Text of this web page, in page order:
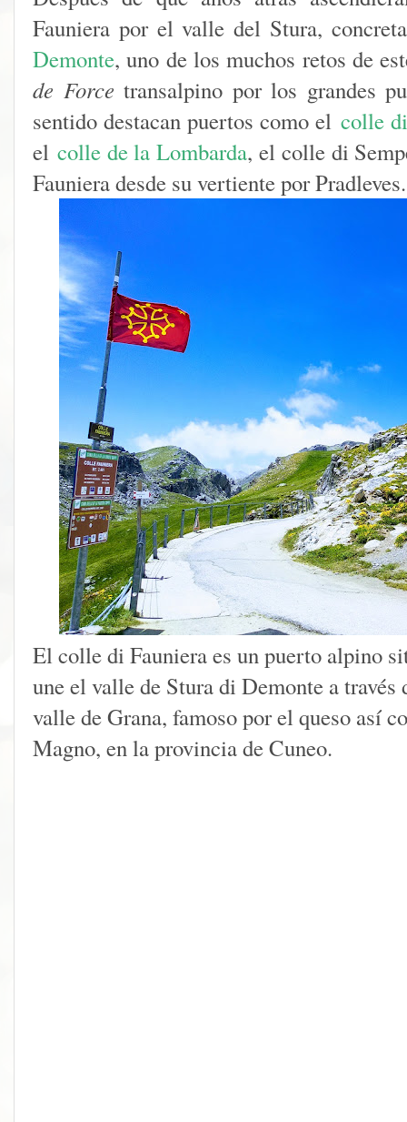
Fauniera por el valle del Stura,
Demonte, uno de los muchos retos de
de Force transalpino por los grandes
sentido destacan puertos como el colle
el colle de la Lombarda, el colle di
Fauniera desde su vertiente por Pradleves.
El colle di Fauniera es un puerto alpino
une el valle de Stura di Demonte a
valle de Grana, famoso por el queso así
Magno, en la provincia de Cuneo.